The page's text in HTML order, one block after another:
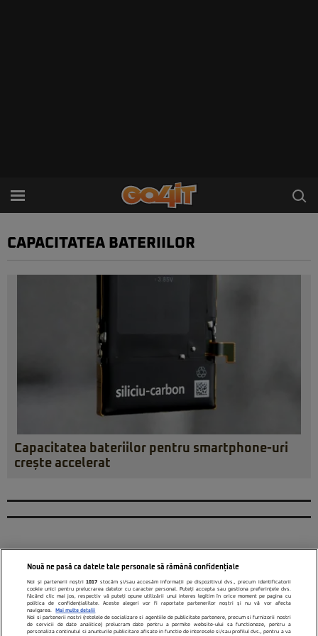
CAPACITATEA BATERIILOR
Capacitatea bateriilor pentru smartphone-uri
crește accelerat
Nouă ne pasă ca datele tale personale să rămână confidențiale
Noi și partenerii noștri1017 stocăm și/sau accesăm informații pe dispozitivul dvs., precum identificatorii
cookie unici pentru prelucrarea datelor cu caracter personal. Puteți accepta sau gestiona preferințele dvs.
făcând clic mai jos, respectiv vă puteți opune utilizării unui interes legitim în orice moment pe pagina cu
politica de confidențialitate. Aceste alegeri vor fi raportate partenerilor noștri și nu vă vor afecta
navigarea.
Mai multe detalii
Noi si partenerii nostri (retelele de socializare si agentiile de publicitate partenere, precum si furnizorii nostri
de servicii de date analitice) prelucram date pentru a permite website-ului sa functioneze, pentru a
personaliza continutul si anunturile publicitare afisate in functie de interesele si/sau profilul dvs., pentru a va